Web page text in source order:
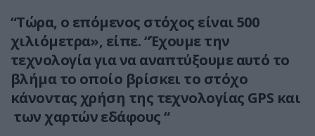
“Τώρα, ο επόμενος στόχος είναι 500
χιλιόμετρα», είπε. “Έχουμε την
τεχνολογία για να αναπτύξουμε αυτό το
βλήμα το οποίο βρίσκει το στόχο
κάνοντας χρήση της τεχνολογίας GPS και
των χαρτών εδάφους “